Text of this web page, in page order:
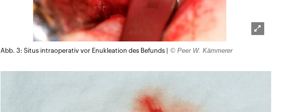
Abb. 3: Situs intraoperativ vor Enukleation des Befunds | © Peer W. Kämmerer